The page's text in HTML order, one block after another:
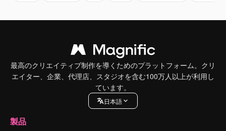
最高のクリエイティブ制作を導くためのプラットフォーム。クリ
エイター、企業、代理店、スタジオを含む100万人以上が利用し
ています。
日本語
製品